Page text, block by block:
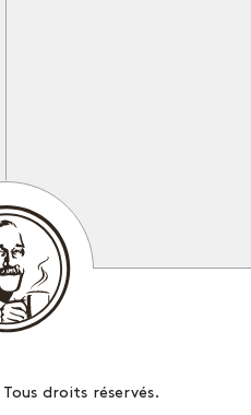
droits réservés.